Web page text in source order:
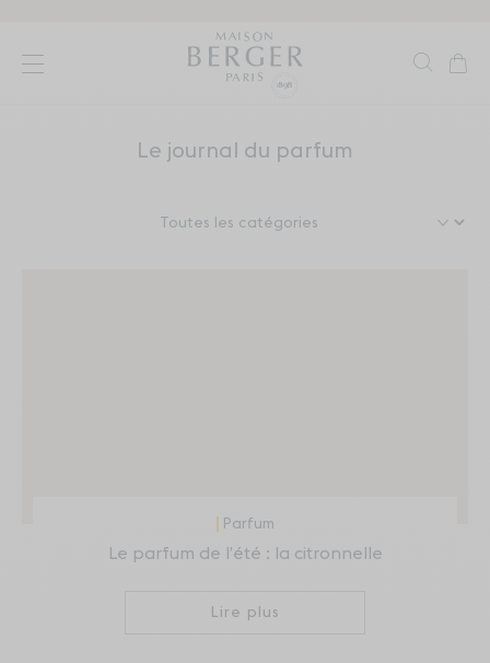
Ouvrir le menu
Le journal du parfum
Parfum
Le parfum de l’été : la citronnelle
Lire plus